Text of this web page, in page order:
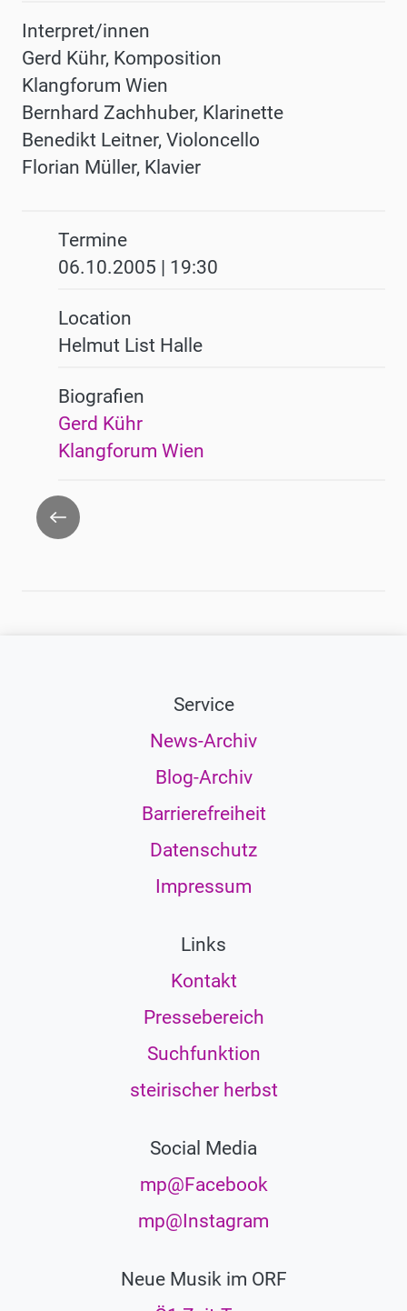
Interpret/innen
Gerd Kühr, Komposition
Klangforum Wien
Bernhard Zachhuber, Klarinette
Benedikt Leitner, Violoncello
Florian Müller, Klavier
Termine
06.10.2005 | 19:30
Location
Helmut List Halle
Biografien
Gerd Kühr
Klangforum Wien
Zurück
Service
News-Archiv
Blog-Archiv
Barrierefreiheit
Datenschutz
Impressum
Links
Kontakt
Pressebereich
Suchfunktion
steirischer herbst
Social Media
mp@Facebook
mp@Instagram
Neue Musik im ORF